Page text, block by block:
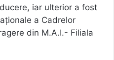
iar ulterior a fost
a Cadrelor
din M.A.I.- Filiala